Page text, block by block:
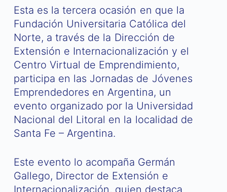
Esta es la tercera ocasión en que la
Fundación Universitaria Católica del
Norte, a través de la Dirección de
Extensión e Internacionalización y el
Centro Virtual de Emprendimiento,
participa en las Jornadas de Jóvenes
Emprendedores en Argentina, un
evento organizado por la Universidad
Nacional del Litoral en la localidad de
Santa Fe – Argentina.
Este evento lo acompaña Germán
Gallego, Director de Extensión e
Internacionalización, quien destaca